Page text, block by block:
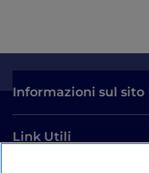
Informazioni sul sito
Link Utili